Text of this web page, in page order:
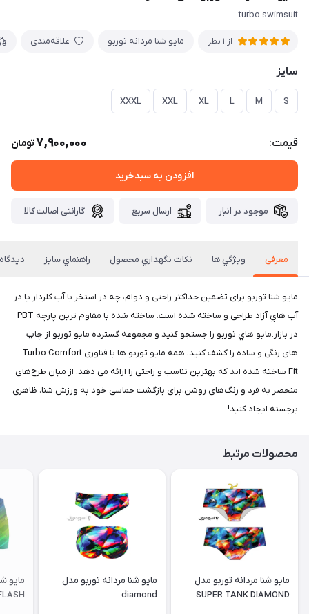
turbo swimsuit
از 1 نظر مایو شنا مردانه توربو علاقه‌مندی
سایز
S
M
L
XL
XXL
XXXL
قیمت: 7,900,000تومان
افزودن به سبدخرید
موجود در انبار ارسال سریع گارانتی اصالت کالا
معرفی ويژگي ها نكات نگهداري محصول راهنماي سايز
مايو شنا توربو برای تضمین حداکثر راحتی و دوام، چه در استخر با آب کلردار یا در
آب هاي آزاد طراحی و ساخته شده است. ساخته شده با مقاوم ترین پارچه PBT
در بازار.مايو هاي توربو را جستجو کنید و مجموعه گسترده مايو توربو از چاپ
های رنگی و ساده را کشف کنید، همه مایو توربو ها با فناوری Turbo Comfort
Fit ساخته شده اند که بهترین تناسب و راحتی را ارائه می دهد. از میان طرح‌های
منحصر به فرد و رنگ‌های روشن،برای بازگشت حماسی خود به ورزش شنا، ظاهری
برجسته ایجاد کنید!
محصولات مرتبط
مايو شنا مردانه توربو مدل
SUPER TANK DIAMOND
مايو شنا مردانه توربو مدل
diamond
مايو